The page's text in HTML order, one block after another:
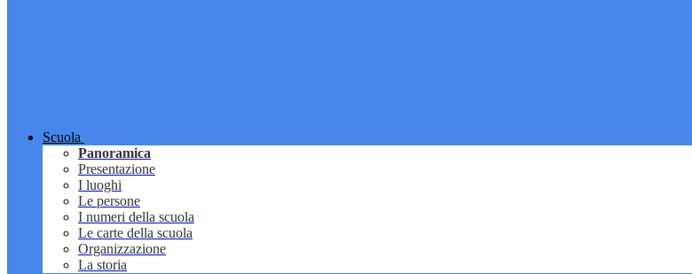
Scuola
Panoramica
Presentazione
I luoghi
Le persone
I numeri della scuola
Le carte della scuola
Organizzazione
La storia